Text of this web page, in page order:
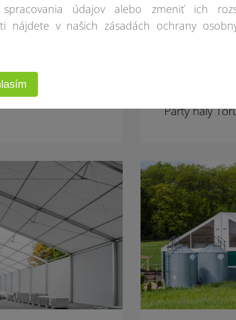
Párty haly
údajov alebo zmeniť ich
nájdete v našich zásadách ochrany